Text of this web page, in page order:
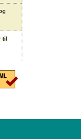
til